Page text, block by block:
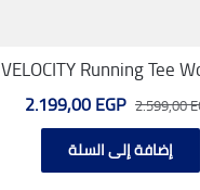
VELOCITY Running Tee
2.599,00 السعر
الأصلي
هو:
2.599,00 EGP.
2.199,00EGP
إضافة إلى السلة